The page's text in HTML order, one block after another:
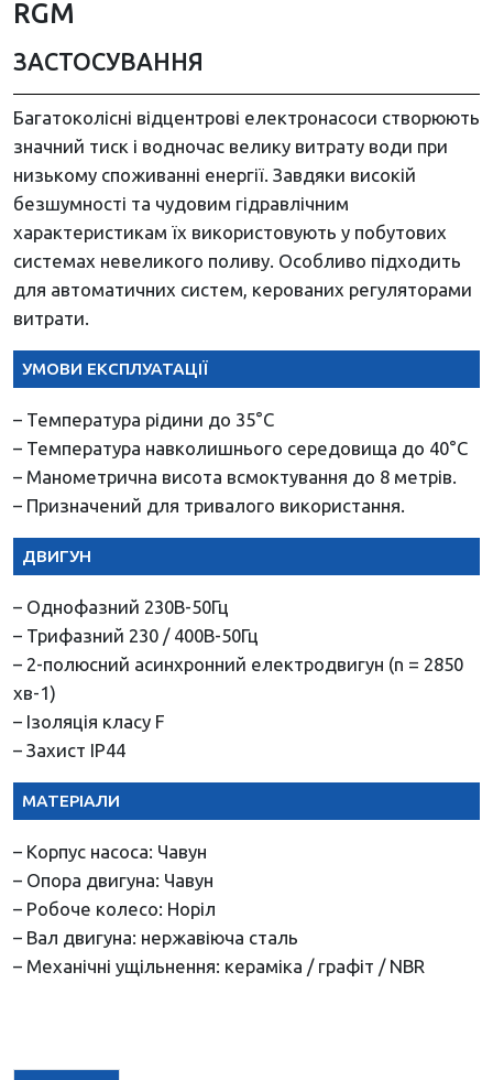
RGM
ЗАСТОСУВАННЯ
Багатоколісні відцентрові електронасоси створюють
значний тиск і водночас велику витрату води при
низькому споживанні енергії. Завдяки високій
безшумності та чудовим гідравлічним
характеристикам їх використовують у побутових
системах невеликого поливу. Особливо підходить
для автоматичних систем, керованих регуляторами
витрати.
УМОВИ ЕКСПЛУАТАЦІЇ
– Температура рідини до 35°С
– Температура навколишнього середовища до 40°С
– Манометрична висота всмоктування до 8 метрів.
– Призначений для тривалого використання.
ДВИГУН
– Однофазний 230В-50Гц
– Трифазний 230 / 400В-50Гц
– 2-полюсний асинхронний електродвигун (n = 2850
хв-1)
– Ізоляція класу F
– Захист IP44
МАТЕРІАЛИ
– Корпус насоса: Чавун
– Опора двигуна: Чавун
– Робоче колесо: Норіл
– Вал двигуна: нержавіюча сталь
– Механічні ущільнення: кераміка / графіт / NBR